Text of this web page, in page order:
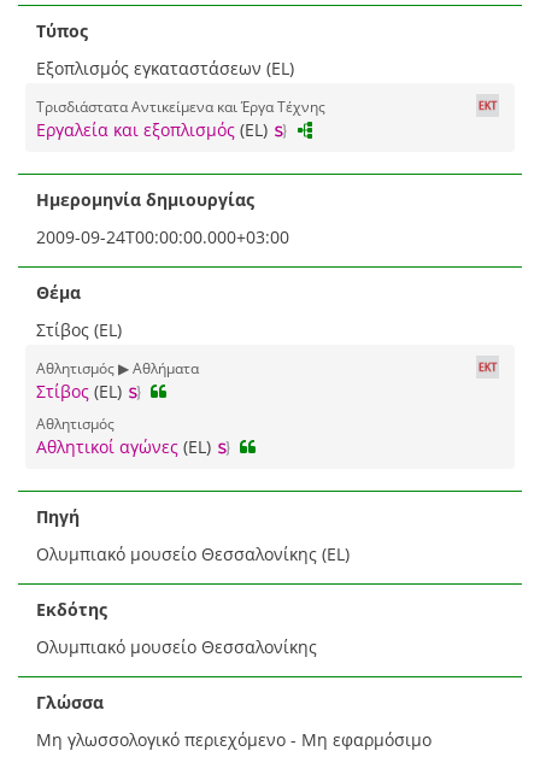
Τύπος
Εξοπλισμός εγκαταστάσεων (EL)
Τρισδιάστατα Αντικείμενα και Έργα Τέχνης
Εργαλεία και εξοπλισμός (EL)
Ημερομηνία δημιουργίας
2009-09-24T00:00:00.000+03:00
Θέμα
Στίβος (EL)
Αθλητισμός ▶ Αθλήματα
Στίβος (EL)
Αθλητισμός
Αθλητικοί αγώνες (EL)
Πηγή
Ολυμπιακό μουσείο Θεσσαλονίκης (EL)
Εκδότης
Ολυμπιακό μουσείο Θεσσαλονίκης
Γλώσσα
Μη γλωσσολογικό περιεχόμενο - Μη εφαρμόσιμο